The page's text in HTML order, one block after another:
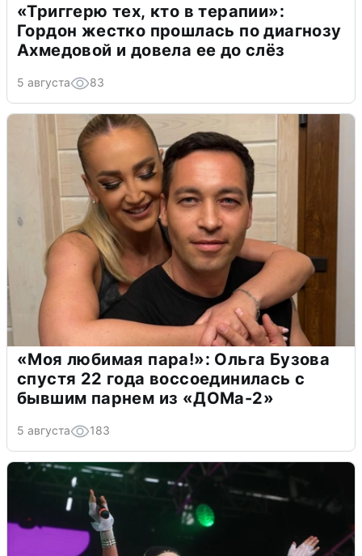
«Триггерю тех, кто в терапии»:
Гордон жестко прошлась по диагнозу
Ахмедовой и довела ее до слёз
5 августа 83
«Моя любимая пара!»: Ольга Бузова
спустя 22 года воссоединилась с
бывшим парнем из «ДОМа-2»
5 августа 183